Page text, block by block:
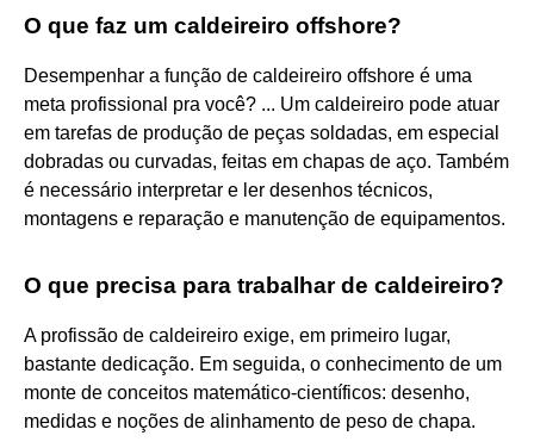
O que faz um caldeireiro offshore?
Desempenhar a função de caldeireiro offshore é uma
meta profissional pra você? ... Um caldeireiro pode atuar
em tarefas de produção de peças soldadas, em especial
dobradas ou curvadas, feitas em chapas de aço. Também
é necessário interpretar e ler desenhos técnicos,
montagens e reparação e manutenção de equipamentos.
O que precisa para trabalhar de caldeireiro?
A profissão de caldeireiro exige, em primeiro lugar,
bastante dedicação. Em seguida, o conhecimento de um
monte de conceitos matemático-científicos: desenho,
medidas e noções de alinhamento de peso de chapa.